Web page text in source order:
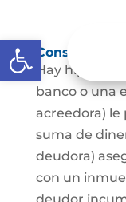
Abrir barra de
Hay
banco o una
acreedora) le
suma de
deudora)
con un